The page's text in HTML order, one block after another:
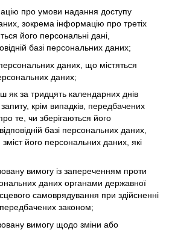
про умови надання доступу
зокрема інформацію про третіх
його персональні дані,
базі персональних даних;
даних, що містяться
даних;
як за тридцять календарних днів
крім випадків, передбачених
те, чи зберігаються його
базі персональних даних,
його персональних даних, які
вимогу із запереченням проти
даних органами державної
самоврядування при здійсненні
законом;
вимогу щодо зміни або